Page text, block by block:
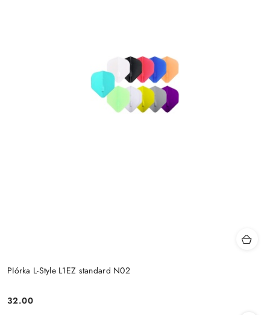
PIórka L-Style L1EZ standard N02
Cena:
32.00